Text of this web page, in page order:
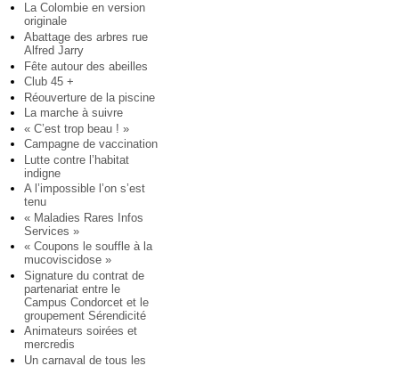
La Colombie en version
originale
Abattage des arbres rue
Alfred Jarry
Fête autour des abeilles
Club 45 +
Réouverture de la piscine
La marche à suivre
« C’est trop beau ! »
Campagne de vaccination
Lutte contre l’habitat
indigne
A l’impossible l’on s’est
tenu
« Maladies Rares Infos
Services »
« Coupons le souffle à la
mucoviscidose »
Signature du contrat de
partenariat entre le
Campus Condorcet et le
groupement Sérendicité
Animateurs soirées et
mercredis
Un carnaval de tous les